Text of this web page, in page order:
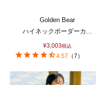
Golden Bear
ハイネックボーダーカ...
¥3,003税込
4.57 （7 ）